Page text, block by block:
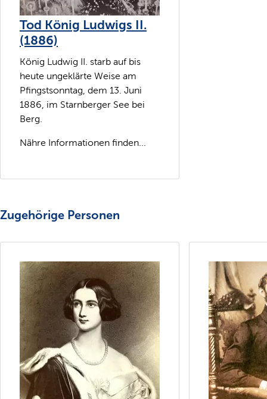
Tod König Ludwigs II.
(1886)
König Ludwig II. starb auf bis
heute ungeklärte Weise am
Pfingstsonntag, dem 13. Juni
1886, im Starnberger See bei
Berg.
Nähre Informationen finden...
Zugehörige Personen